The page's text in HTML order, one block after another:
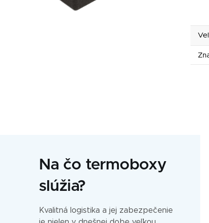
Na čo termoboxy
slúžia?
Kvalitná logistika a jej zabezpečenie